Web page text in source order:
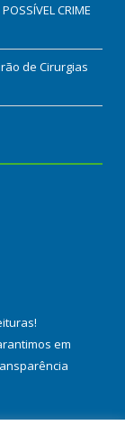
CRIME
de Cirurgias
!
em